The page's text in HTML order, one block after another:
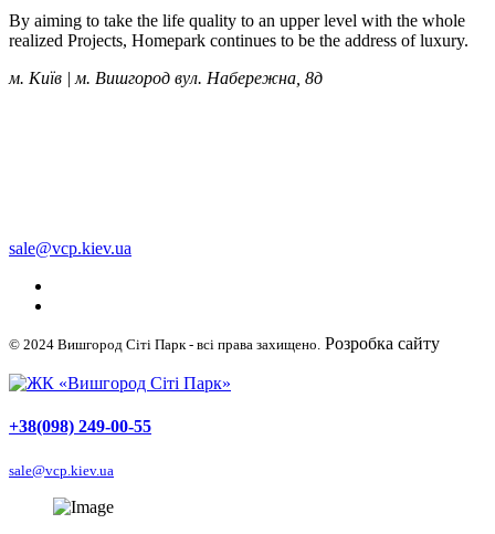
By aiming to take the life quality to an upper level with the whole
realized Projects, Homepark continues to be the address of luxury.
м. Київ | м. Вишгород вул. Набережна, 8д
sale@vcp.kiev.ua
© 2024 Вишгород Сіті Парк - всі права захищено. Розробка сайту
+38(098) 249-00-55
sale@vcp.kiev.ua